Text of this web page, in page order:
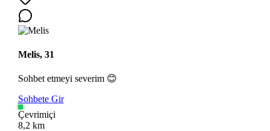
Melis, 31
Sohbet etmeyi severim 😊
Sohbete Gir
Çevrimiçi
8,2 km